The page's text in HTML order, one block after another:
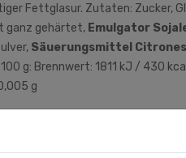
Fettglasur. Zutaten: Zucker,
ganz gehärtet, Emulgator
Säuerungsmittel
g: Brennwert: 1811 kJ / 430
g